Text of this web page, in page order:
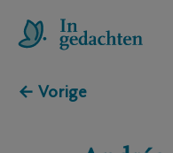
← Vorige